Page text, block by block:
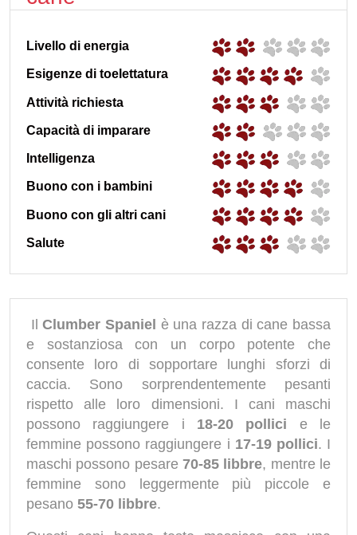
Livello di energia
Esigenze di toelettatura
Attività richiesta
Capacità di imparare
Intelligenza
Buono con i bambini
Buono con gli altri cani
Salute
IlClumber Spaniel è una razza di cane bassa
e sostanziosa con un corpo potente che
consente loro di sopportare lunghi sforzi di
caccia. Sono sorprendentemente pesanti
rispetto alle loro dimensioni. I cani maschi
possono raggiungere i 18-20 pollici e le
femmine possono raggiungere i 17-19 pollici. I
maschi possono pesare 70-85 libbre, mentre le
femmine sono leggermente più piccole e
pesano 55-70 libbre.